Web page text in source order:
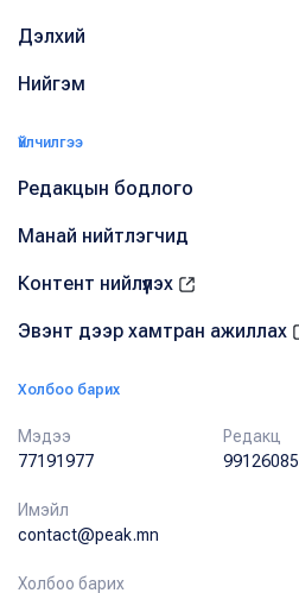
Дэлхий
Нийгэм
Үйлчилгээ
Редакцын бодлого
Манай нийтлэгчид
Контент нийлүүлэх
Эвэнт дээр хамтран ажиллах
Холбоо барих
Мэдээ
77191977
Редакц
99126085
Имэйл
contact@peak.mn
Холбоо барих